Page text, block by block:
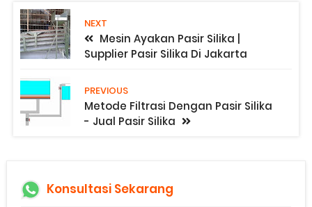
NEXT
Mesin Ayakan Pasir Silika |
Supplier Pasir Silika Di Jakarta
PREVIOUS
Metode Filtrasi Dengan Pasir Silika
- Jual Pasir Silika
Konsultasi Sekarang